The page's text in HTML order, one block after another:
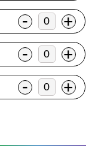
- +
- +
- +